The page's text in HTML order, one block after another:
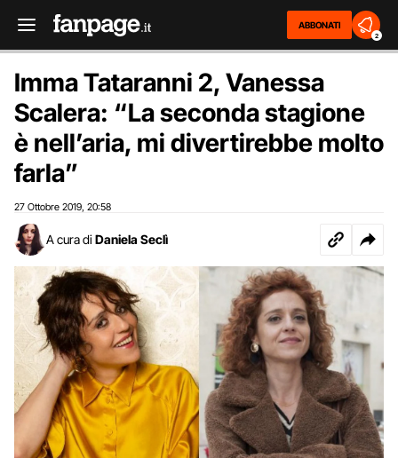
ABBONATI
2
Imma Tataranni 2, Vanessa
Scalera: “La seconda stagione
è nell’aria, mi divertirebbe molto
farla”
27 Ottobre 2019 20:58
A cura di Daniela Seclì